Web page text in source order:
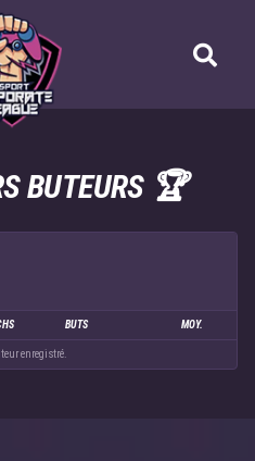
BUTEURS 🏆
BUTS MOY.
enregistré.